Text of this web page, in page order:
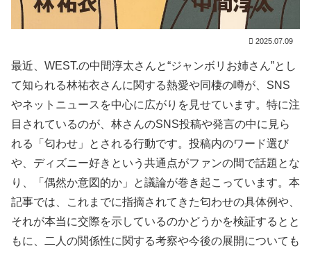
2025.07.09
最近、WEST.の中間淳太さんと“ジャンボリお姉さん”とし
て知られる林祐衣さんに関する熱愛や同棲の噂が、SNS
やネットニュースを中心に広がりを見せています。特に注
目されているのが、林さんのSNS投稿や発言の中に見ら
れる「匂わせ」とされる行動です。投稿内のワード選び
や、ディズニー好きという共通点がファンの間で話題とな
り、「偶然か意図的か」と議論が巻き起こっています。本
記事では、これまでに指摘されてきた匂わせの具体例や、
それが本当に交際を示しているのかどうかを検証するとと
もに、二人の関係性に関する考察や今後の展開についても